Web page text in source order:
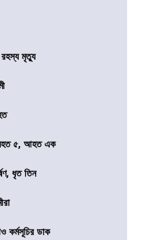
রহস্য মৃত্যু
নিহত ৫, আহত এক
ধৃত তিন
কর্মসূচির ডাক